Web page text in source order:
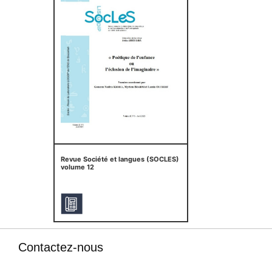
Revue Société et langues (SOCLES)
volume 12
Contactez-nous